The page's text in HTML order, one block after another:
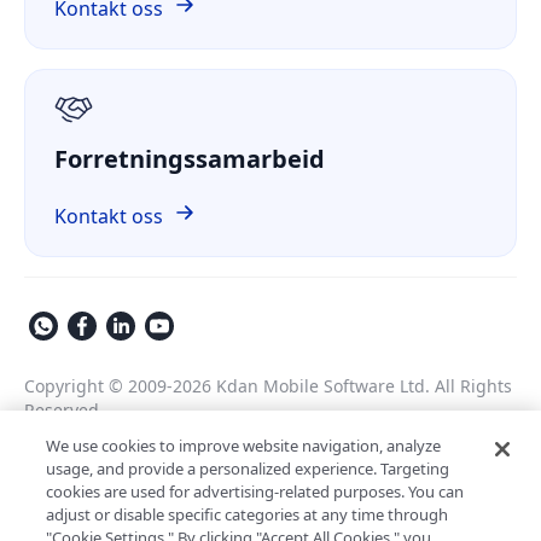
ComPDF på GitHub
Kontakt oss
Forretningssamarbeid
Kontakt oss
Personvernerklæring
Tjenestevilkår
Sikkerhetspolicy
Informasjonskapsler
Levert av ComPDF
Copyright © 2009-2026 Kdan Mobile Software Ltd. All Rights
Reserved.
We use cookies to improve website navigation, analyze
usage, and provide a personalized experience. Targeting
cookies are used for advertising-related purposes. You can
adjust or disable specific categories at any time through